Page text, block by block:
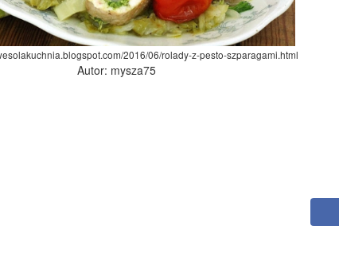
2016/06/rolady-z-pesto-szparagami.html
Autor: mysza75